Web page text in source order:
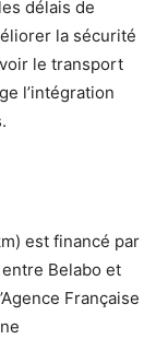
délais de
la sécurité
le transport
l’intégration
est financé par
Belabo et
Française